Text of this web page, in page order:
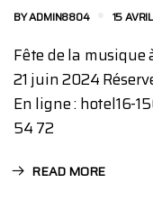
BYADMIN8804 15
Fête de la musique
21 juin 2024
En ligne : hotel16-
54 72
READ MORE